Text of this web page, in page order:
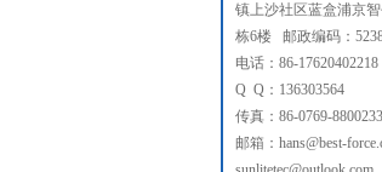
镇上沙社区蓝盒浦京
栋6楼 邮政编码：
电话：86-17620402218
Q Q：136303564
传真：86-0769-
邮箱：hans@best-